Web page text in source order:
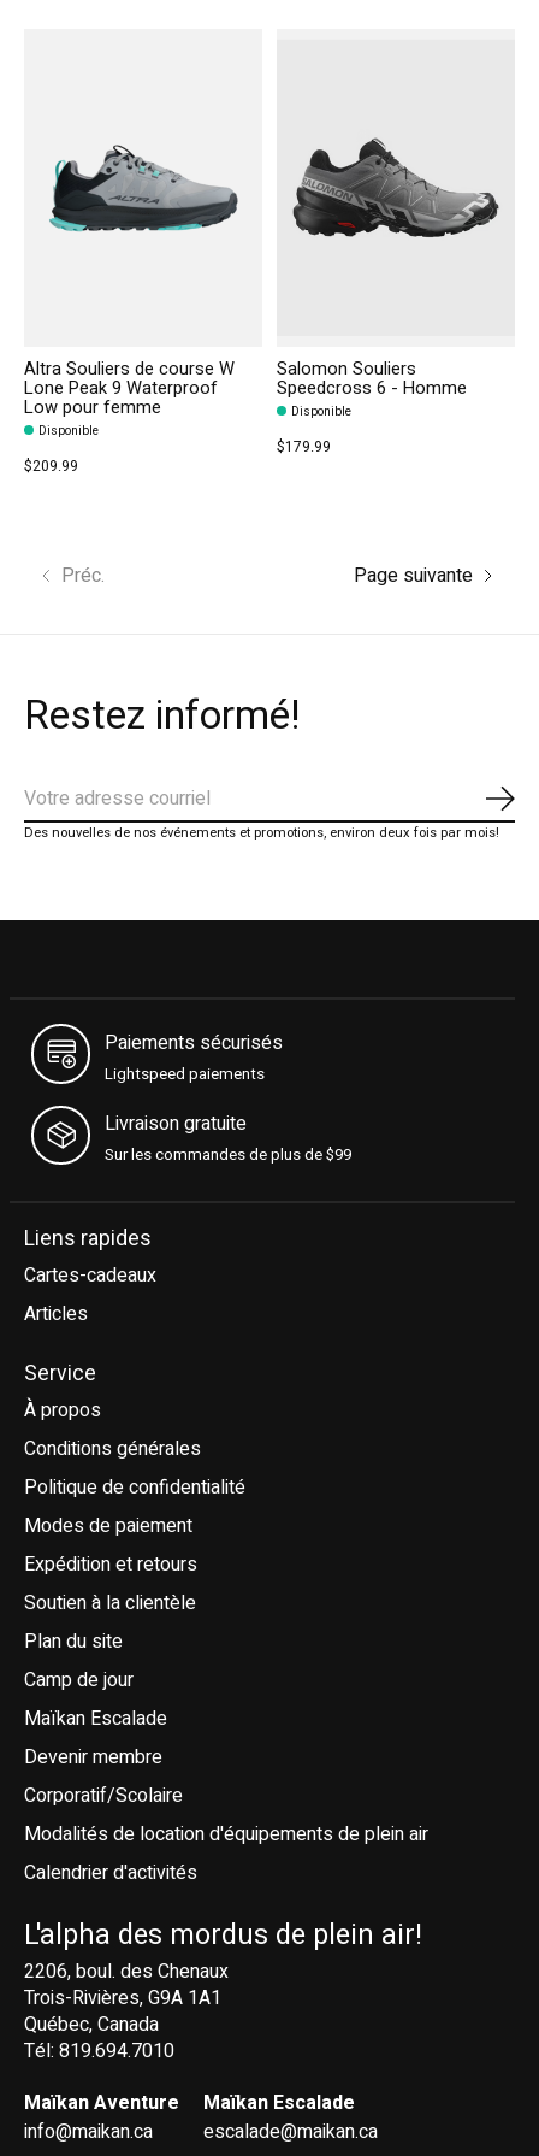
Altra Souliers de course W
Lone Peak 9 Waterproof
Low pour femme
Disponible
$209.99
Salomon Souliers
Speedcross 6 - Homme
Disponible
$179.99
Préc. Page suivante
Restez informé!
Des nouvelles de nos événements et promotions, environ deux fois par mois!
Paiements sécurisés
Lightspeed paiements
Livraison gratuite
Sur les commandes de plus de $99
Liens rapides
Cartes-cadeaux
Articles
Service
À propos
Conditions générales
Politique de confidentialité
Modes de paiement
Expédition et retours
Soutien à la clientèle
Plan du site
Camp de jour
Maïkan Escalade
Devenir membre
Corporatif/Scolaire
Modalités de location d'équipements de plein air
Calendrier d'activités
L'alpha des mordus de plein air!
2206, boul. des Chenaux
Trois-Rivières, G9A 1A1
Québec, Canada
Tél: 819.694.7010
Maïkan Aventure
info@maikan.ca
Maïkan Escalade
escalade@maikan.ca